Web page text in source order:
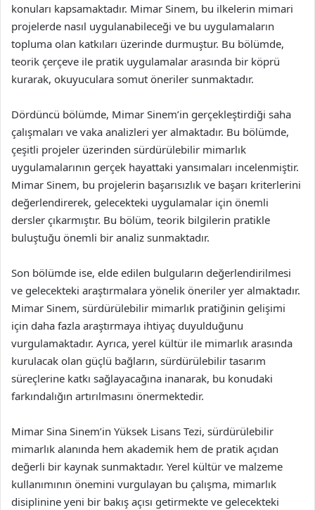
konuları kapsamaktadır. Mimar Sinem, bu ilkelerin mimari
projelerde nasıl uygulanabileceği ve bu uygulamaların
topluma olan katkıları üzerinde durmuştur. Bu bölümde,
teorik çerçeve ile pratik uygulamalar arasında bir köprü
kurarak, okuyuculara somut öneriler sunmaktadır.
Dördüncü bölümde, Mimar Sinem’in gerçekleştirdiği saha
çalışmaları ve vaka analizleri yer almaktadır. Bu bölümde,
çeşitli projeler üzerinden sürdürülebilir mimarlık
uygulamalarının gerçek hayattaki yansımaları incelenmiştir.
Mimar Sinem, bu projelerin başarısızlık ve başarı kriterlerini
değerlendirerek, gelecekteki uygulamalar için önemli
dersler çıkarmıştır. Bu bölüm, teorik bilgilerin pratikle
buluştuğu önemli bir analiz sunmaktadır.
Son bölümde ise, elde edilen bulguların değerlendirilmesi
ve gelecekteki araştırmalara yönelik öneriler yer almaktadır.
Mimar Sinem, sürdürülebilir mimarlık pratiğinin gelişimi
için daha fazla araştırmaya ihtiyaç duyulduğunu
vurgulamaktadır. Ayrıca, yerel kültür ile mimarlık arasında
kurulacak olan güçlü bağların, sürdürülebilir tasarım
süreçlerine katkı sağlayacağına inanarak, bu konudaki
farkındalığın artırılmasını önermektedir.
Mimar Sina Sinem’in Yüksek Lisans Tezi, sürdürülebilir
mimarlık alanında hem akademik hem de pratik açıdan
değerli bir kaynak sunmaktadır. Yerel kültür ve malzeme
kullanımının önemini vurgulayan bu çalışma, mimarlık
disiplinine yeni bir bakış açısı getirmekte ve gelecekteki